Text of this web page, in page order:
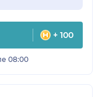
+ 100
08:00